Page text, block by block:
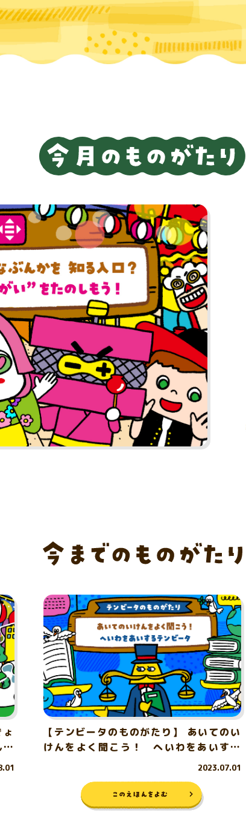
【テンビータのものがたり】 あいてのい
けんをよく聞こう！ へいわをあいする
2023.07.01